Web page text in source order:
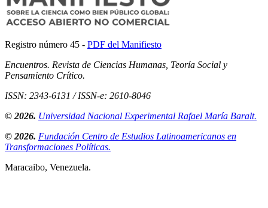
Registro número 45 - PDF del Manifiesto
Encuentros. Revista de Ciencias Humanas, Teoría Social y
Pensamiento Crítico.
ISSN: 2343-6131 / ISSN-e: 2610-8046
© 2026. Universidad Nacional Experimental Rafael María Baralt.
© 2026. Fundación Centro de Estudios Latinoamericanos en
Transformaciones Políticas.
Maracaibo, Venezuela.